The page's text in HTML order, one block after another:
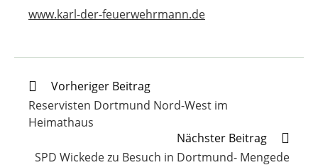
www.karl-der-feuerwehrmann.de
Weitere
Artikel
ansehen
Vorheriger Beitrag
Reservisten Dortmund Nord-West im
Heimathaus
Nächster Beitrag
SPD Wickede zu Besuch in Dortmund- Mengede